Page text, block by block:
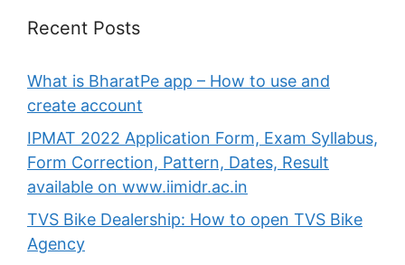
Recent Posts
What is BharatPe app – How to use and
create account
IPMAT 2022 Application Form, Exam Syllabus,
Form Correction, Pattern, Dates, Result
available on www.iimidr.ac.in
TVS Bike Dealership: How to open TVS Bike
Agency